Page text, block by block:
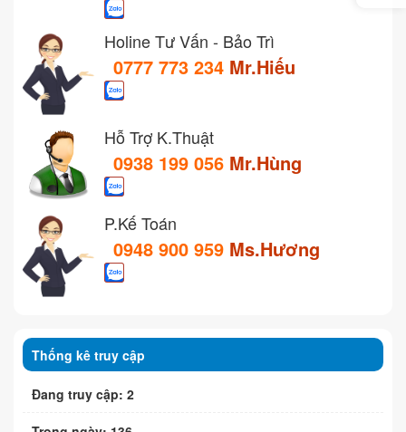
Holine Tư Vấn - Bảo Trì
0777 773 234 Mr.Hiếu
Hỗ Trợ K.Thuật
0938 199 056 Mr.Hùng
P.Kế Toán
0948 900 959 Ms.Hương
Thống kê truy cập
Đang truy cập: 2